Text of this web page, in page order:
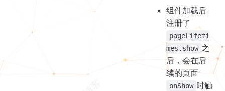
组件加载后
注册了
pageLifeti
mes.show 之
后，会在后
续的页面
onShow 时触